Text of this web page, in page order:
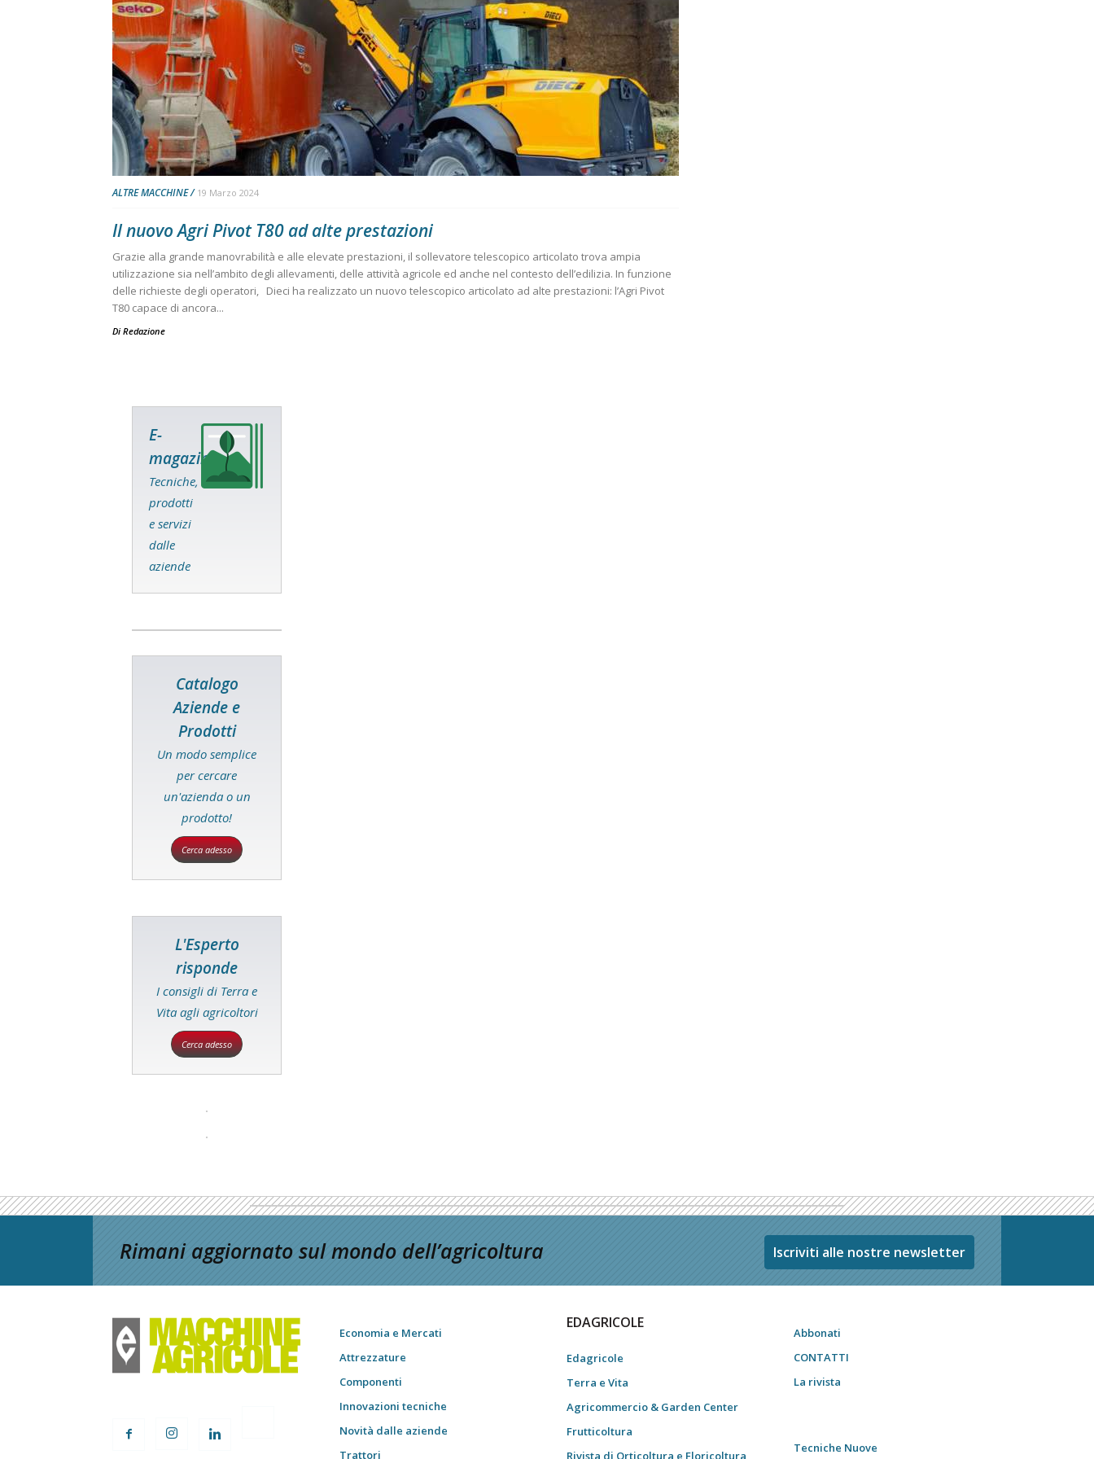
ALTRE MACCHINE 19 Marzo 2024
Il nuovo Agri Pivot T80 ad alte prestazioni
Grazie alla grande manovrabilità e alle elevate prestazioni, il sollevatore telescopico articolato trova ampia
utilizzazione sia nell’ambito degli allevamenti, delle attività agricole ed anche nel contesto dell’edilizia. In funzione
delle richieste degli operatori, Dieci ha realizzato un nuovo telescopico articolato ad alte prestazioni: l’Agri Pivot
T80 capace di ancora...
Di Redazione
E-
magazine
Tecniche,
prodotti
e servizi
dalle
aziende
Catalogo
Aziende e
Prodotti
Un modo semplice
per cercare
un'azienda o un
prodotto!
Cerca adesso
L'Esperto
risponde
I consigli di Terra e
Vita agli agricoltori
Cerca adesso
Rimani aggiornato sul mondo dell’agricoltura Iscriviti alle nostre newsletter
Economia e Mercati
Attrezzature
Componenti
Innovazioni tecniche
Novità dalle aziende
Trattori
EDAGRICOLE
Edagricole
Terra e Vita
Agricommercio & Garden Center
Frutticoltura
Rivista di Orticoltura e Floricoltura
Abbonati
CONTATTI
La rivista
Tecniche Nuove